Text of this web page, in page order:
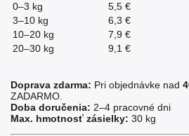
0–3 kg
5,5 €
3–10 kg
6,3 €
10–20 kg
7,9 €
20–30 kg
9,1 €
Doprava zdarma: Pri objednávke nad
ZADARMO.
Doba doručenia: 2–4 pracovné dni
Max. hmotnosť zásielky: 30 kg